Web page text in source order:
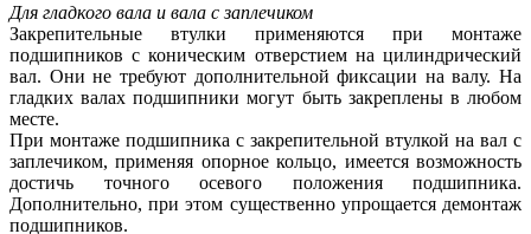
Для гладкoгo валa и валa с заплечиком
Закрепительные втулки применяются при монтаже
подшипников с коническим отверстием на цилиндрический
вал. Они не требуют дополнительной фиксации на валу. На
гладких валах подшипники могут быть закреплены в любом
месте.
При монтаже подшипника с закрепительной втулкой на вал с
заплечиком, применяя опорное кольцо, имеется возможность
достичь точного осевого положения подшипника.
Дополнительно, при этом существенно упрощаетcя демонтаж
подшипников.